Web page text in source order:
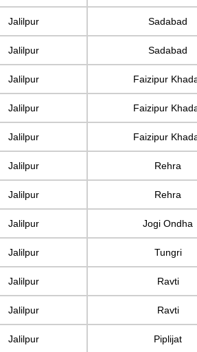
Jalilpur Sadabad
Jalilpur Sadabad
Jalilpur Faizipur
Jalilpur Faizipur
Jalilpur Faizipur
Jalilpur Rehra
Jalilpur Rehra
Jalilpur Jogi Ondha
Jalilpur Tungri
Jalilpur Ravti
Jalilpur Ravti
Jalilpur Piplijat